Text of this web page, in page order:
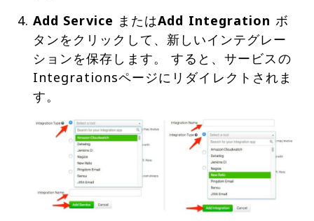
Add Service またはAdd Integration ボ
タンをクリックして、新しいインテグレー
ションを保存します。 すると、サービスの
Integrationsページにリダイレクトされま